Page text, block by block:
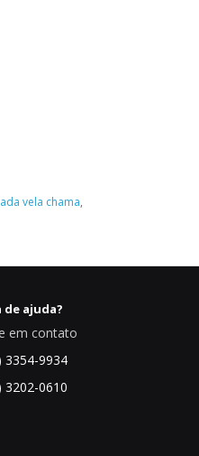
vela chama,
de ajuda?
em contato
3354-9934
3202-0610